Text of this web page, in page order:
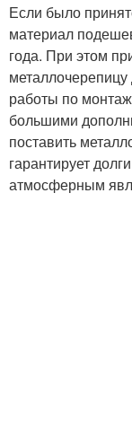
Если было
материал
года. При этом
работы по
большими
поставить
гарантирует
атмосферным